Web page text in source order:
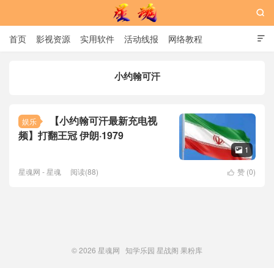

首页 影视资源 实用软件 活动线报 网络教程

小约翰可汗
娱乐
【小约翰可汗最新充电视
频】打翻王冠 伊朗·1979
 1
 赞 (0)
星魂网 - 星魂 阅读(88)
© 2026 星魂网 知学乐园 星战阁 果粉库